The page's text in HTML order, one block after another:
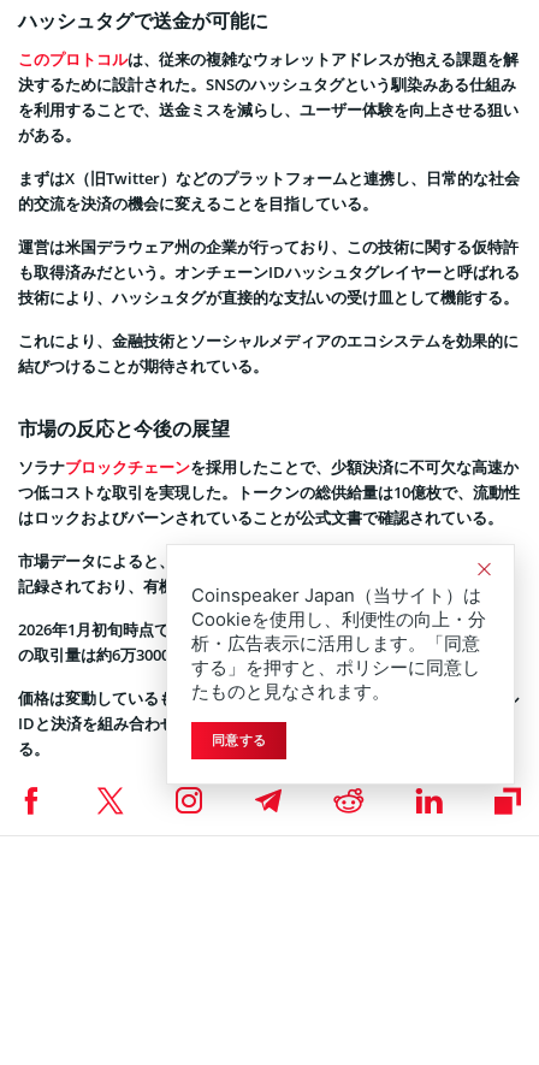
ハッシュタグで送金が可能に
このプロトコルは、従来の複雑なウォレットアドレスが抱える課題を解
決するために設計された。SNSのハッシュタグという馴染みある仕組み
を利用することで、送金ミスを減らし、ユーザー体験を向上させる狙い
がある。
まずはX（旧Twitter）などのプラットフォームと連携し、日常的な社会
的交流を決済の機会に変えることを目指している。
運営は米国デラウェア州の企業が行っており、この技術に関する仮特許
も取得済みだという。オンチェーンIDハッシュタグレイヤーと呼ばれる
技術により、ハッシュタグが直接的な支払いの受け皿として機能する。
これにより、金融技術とソーシャルメディアのエコシステムを効果的に
結びつけることが期待されている。
市場の反応と今後の展望
ソラナブロックチェーンを採用したことで、少額決済に不可欠な高速か
つ低コストな取引を実現した。トークンの総供給量は10億枚で、流動性
はロックおよびバーンされていることが公式文書で確認されている。
市場データによると、取引ペアの作成から約3ヶ月で一定の取引活動が
記録されており、有機的な市場検証が進んでいるようだ。
2026年1月初旬時点での時価総額は約48万2000ドルに達している。1日
の取引量は約6万3000ドルを記録し、活発な市場参加が見られる。
価格は変動しているものの、初期段階のプロジェクトとして、デジタル
IDと決済を組み合わせたインフラ構想には一定の関心が寄せられてい
る。
QPAYのような新興プロジェクトは、これから伸びる仮想通貨
銘柄を探
す投資家の間で注目を集めている。また、実際にサービスを利用するに
は、対応するソラナウォレットの準備が必要だ。
Coinspeaker Japan（当サイト）は
Cookieを使用し、利便性の向上・分
析・広告表示に活用します。「同意
する」を押すと、ポリシーに同意し
たものと見なされます。
同意する